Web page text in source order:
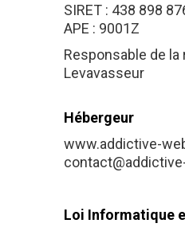
SIRET : 438 898
APE : 9001Z
Responsable de la
Levavasseur
Hébergeur
www.addictive-
Loi Informatique